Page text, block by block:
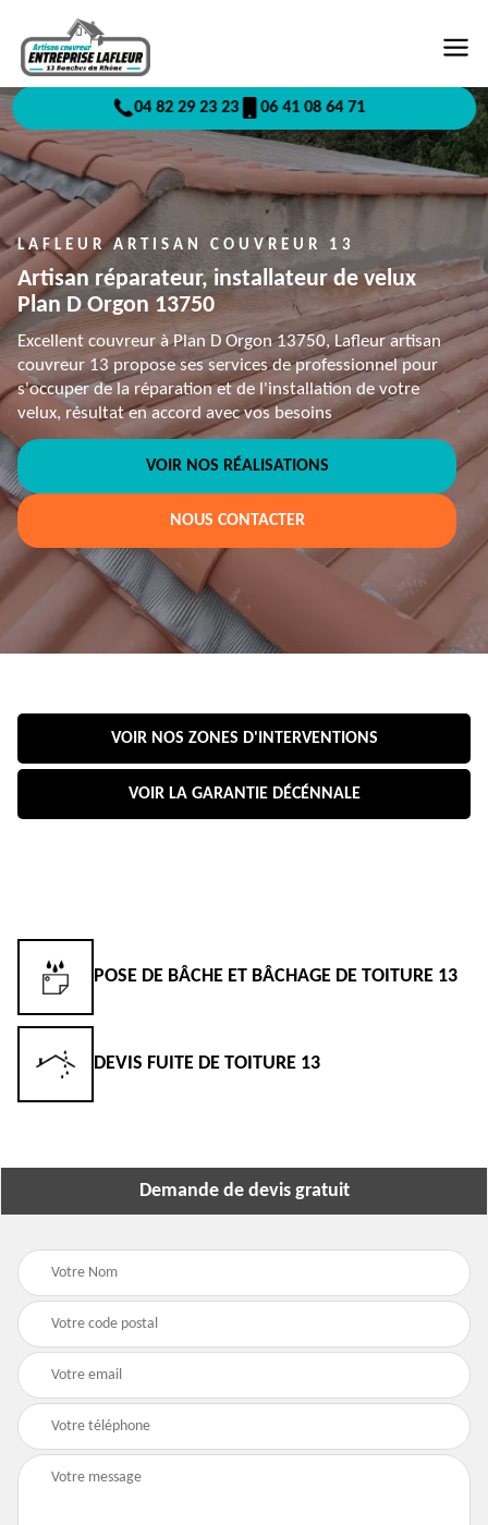
04 82 29 23 23 06 41 08 64 71
LAFLEUR ARTISAN COUVREUR 13
Artisan réparateur, installateur de velux
Plan D Orgon 13750
Excellent couvreur à Plan D Orgon 13750, Lafleur artisan
couvreur 13 propose ses services de professionnel pour
s'occuper de la réparation et de l'installation de votre
velux, résultat en accord avec vos besoins
VOIR NOS RÉALISATIONS
NOUS CONTACTER
VOIR NOS ZONES D'INTERVENTIONS
VOIR LA GARANTIE DÉCÉNNALE
POSE DE BÂCHE ET BÂCHAGE DE TOITURE 13
DEVIS FUITE DE TOITURE 13
Demande de devis gratuit